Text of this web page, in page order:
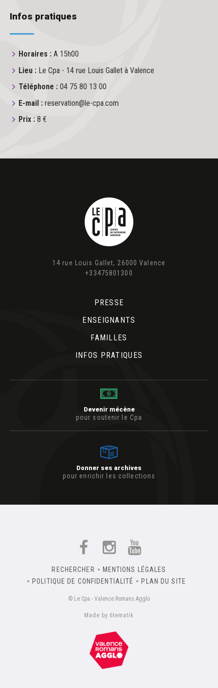
Infos pratiques
Horaires : A 15h00
Lieu : Le Cpa - 14 rue Louis Gallet à Valence
Téléphone : 04 75 80 13 00
E-mail : reservation@le-cpa.com
Prix : 8 €
14 rue Louis Gallet, 26000 Valence
+33475801300
PRESSE
ENSEIGNANTS
FAMILLES
INFOS PRATIQUES
Devenir mécène
pour soutenir le Cpa
Donner ses archives
pour enrichir les collections
RECHERCHER
MENTIONS LÉGALES
POLITIQUE DE CONFIDENTIALITÉ
PLAN DU SITE
© Le Cpa - Valence Romans Agglo
Made by 6tematik